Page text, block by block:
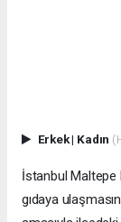
Erkek| Kadın
İstanbul Maltepe
gıdaya